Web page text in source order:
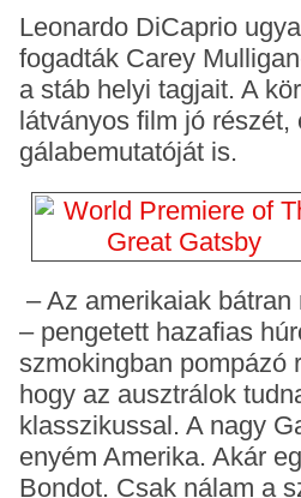
Leonardo DiCaprio
fogadták Carey
a stáb helyi tagjait. A
látványos film jó
gálabemutatóját is.
– Az amerikaiak
– pengetett hazafias
szmokingban pompázó
hogy az ausztrálok
klasszikussal. A nagy
enyém Amerika. Akár
Bondot. Csak nálam a